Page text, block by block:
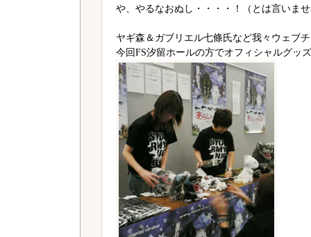
や、やるなおぬし・・・・！（とは言いま
ヤギ森＆ガブリエル七條氏など我々ウェブ
今回FS汐留ホールの方でオフィシャルグッ